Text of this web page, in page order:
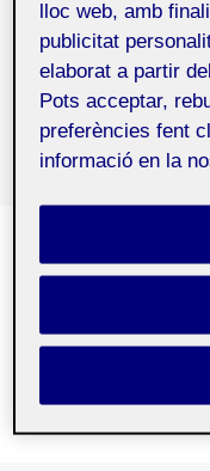
mediant...
3D
Gráficos
lloc web, amb
publicitat
elaborat a partir
Pots acceptar,
preferències fent
informació en la